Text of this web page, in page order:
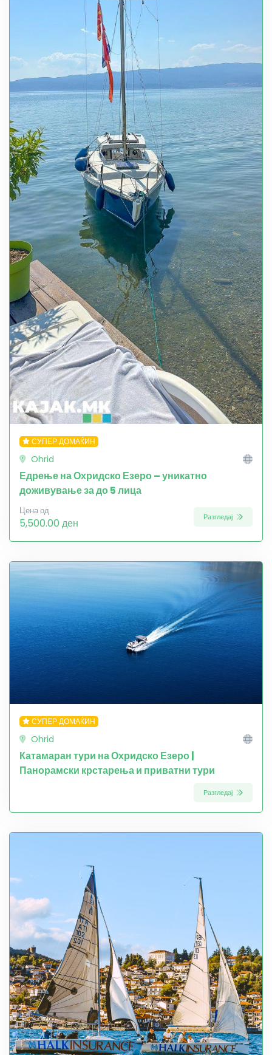
СУПЕР ДОМАЌИН
Ohrid
Едрење на Охридско Езеро – уникатно
доживување за до 5 лица
Цена од
5,500.00 ден Разгледај
СУПЕР ДОМАЌИН
Ohrid
Катамаран тури на Охридско Езеро |
Панорамски крстарења и приватни тури
Разгледај